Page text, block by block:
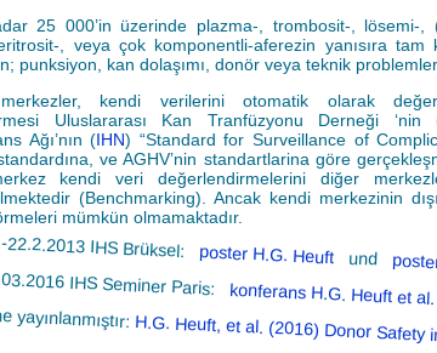
25 000’in üzerinde plazma-, trombosit-, lösemi-,
, veya çok komponentli-aferezin yanısıra tam
punksiyon, kan dolaşımı, donör veya teknik
merkezler, kendi verilerini otomatik olarak
Uluslararası Kan Tranfüzyonu Derneği ‘nin
Ağı’nın (IHN) “Standard for Surveillance of
ve AGHV’nin standartlarina göre
kendi veri değerlendirmelerini diğer
(Benchmarking). Ancak kendi merkezinin
mümkün olmamaktadır.
22.2.2013 IHS Brüksel: poster H.G. Heuft und
IHS Seminer Paris: konferans H.G. Heuft et al.
yayınlanmıştır: H.G. Heuft, et al. (2016) Donor Safety